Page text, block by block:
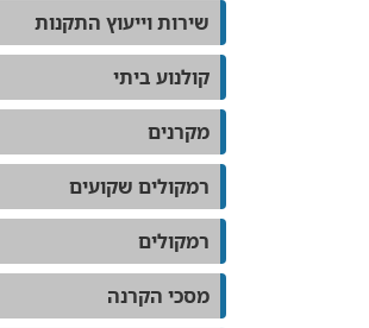
שירות וייעוץ התקנות
קולנוע ביתי
מקרנים
רמקולים שקועים
רמקולים
מסכי הקרנה